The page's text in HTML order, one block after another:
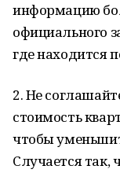
информацию
официального
где находится
2. Не
стоимость
чтобы
Случается так,